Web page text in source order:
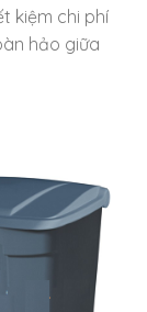
kiệm chi phí
hảo giữa